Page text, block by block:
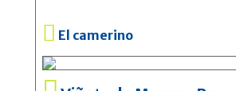
El camerino